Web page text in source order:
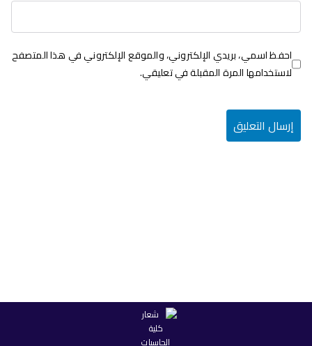
احفظ اسمي، بريدي الإلكتروني، والموقع الإلكتروني في هذا المتصفح
لاستخدامها المرة المقبلة في تعليقي.